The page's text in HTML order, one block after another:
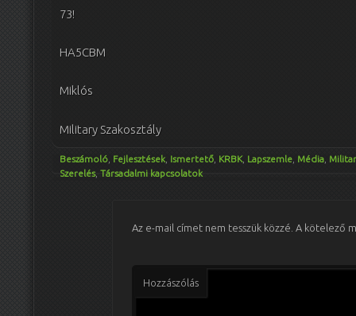
73!
HA5CBM
Miklós
Military Szakosztály
Beszámoló Fejlesztések Ismertető KRBK, Lapszemle Média
Szerelés, Társadalmi kapcsolatok
Az e-mail címet nem tesszük közzé. A kötelező
Hozzászólás